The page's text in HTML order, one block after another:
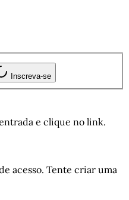
Inscreva-se
e clique no link.
acesso. Tente criar uma